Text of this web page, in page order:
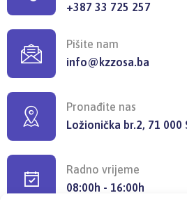
+387 33 725 257
Pišite nam
info@kzzosa.ba
Pronađite nas
Ložionička br.2, 71 000
Radno vrijeme
08:00h - 16:00h